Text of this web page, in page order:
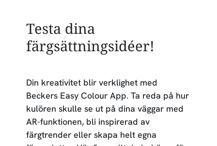
Testa dina
färgsättningsidéer!
Din kreativitet blir verklighet med
Beckers Easy Colour App. Ta reda på hur
kulören skulle se ut på dina väggar med
AR-funktionen, bli inspirerad av
färgtrender eller skapa helt egna